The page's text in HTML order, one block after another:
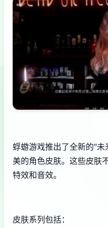
蜉蝣游戏推出了全新的"
美的角色皮肤。这些皮肤
特效和音效。
皮肤系列包括：